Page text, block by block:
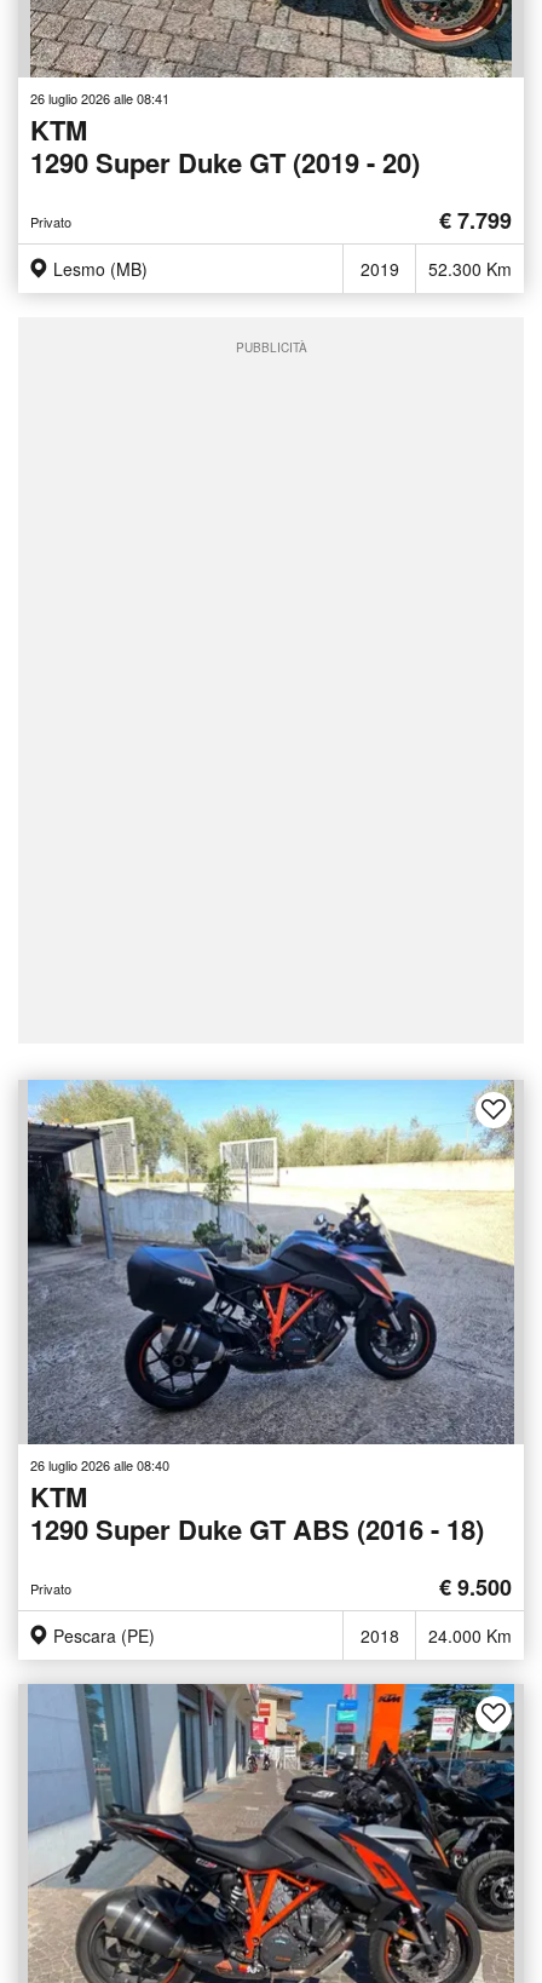
26 luglio 2026 alle 08:41
KTM
1290 Super Duke GT (2019 - 20)
Privato € 7.799
Lesmo (MB) 2019 52.300 Km
PUBBLICITÀ
26 luglio 2026 alle 08:40
KTM
1290 Super Duke GT ABS (2016 - 18)
Privato € 9.500
Pescara (PE) 2018 24.000 Km